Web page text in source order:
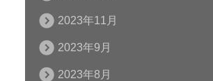
2023年11月
2023年9月
2023年8月